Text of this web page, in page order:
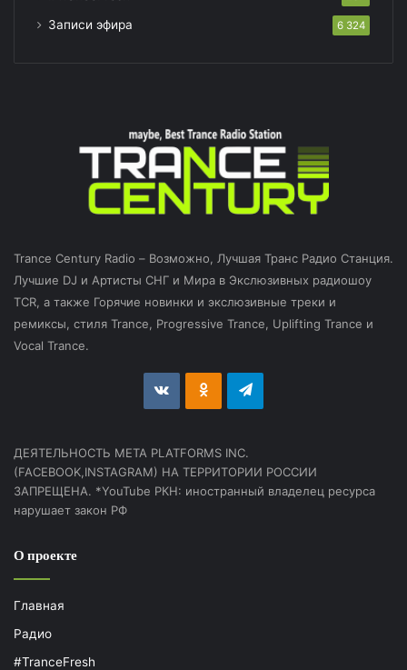
Записи эфира 6 324
Trance Century Radio – Возможно, Лучшая Транс Радио Станция.
Лучшие DJ и Артисты СНГ и Мира в Экслюзивных радиошоу
TCR, а также Горячие новинки и экслюзивные треки и
ремиксы, стиля Trance, Progressive Trance, Uplifting Trance и
Vocal Trance.
vk.com Odnoklassniki
Telegram
ДЕЯТЕЛЬНОСТЬ МЕТА PLATFORMS INC.
(FACEBOOK,INSTAGRAM) НА ТЕРРИТОРИИ РОССИИ
ЗАПРЕЩЕНА. *YouTube РКН: иностранный владелец ресурса
нарушает закон РФ
О проекте
Главная
Радио
#TranceFresh